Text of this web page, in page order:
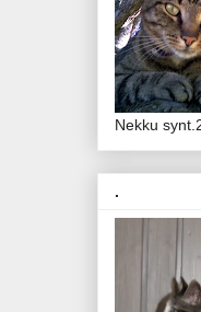
Nekku
.